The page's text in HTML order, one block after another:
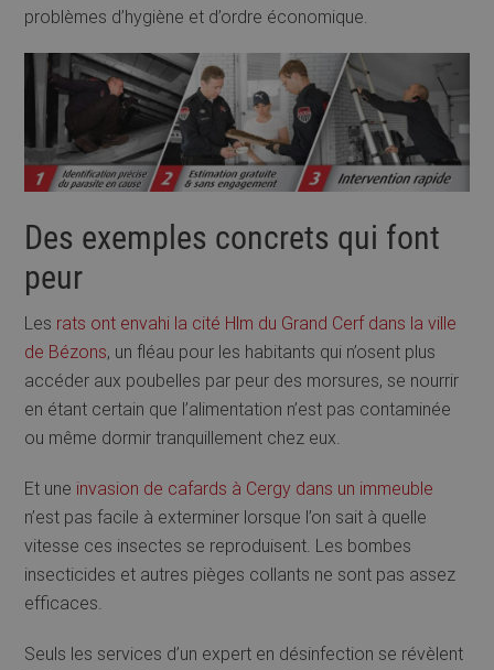
problèmes d’hygiène et d’ordre économique.
Des exemples concrets qui font
peur
Les rats ont envahi la cité Hlm du Grand Cerf dans la ville
de Bézons, un fléau pour les habitants qui n’osent plus
accéder aux poubelles par peur des morsures, se nourrir
en étant certain que l’alimentation n’est pas contaminée
ou même dormir tranquillement chez eux.
Et une invasion de cafards à Cergy dans un immeuble
n’est pas facile à exterminer lorsque l’on sait à quelle
vitesse ces insectes se reproduisent. Les bombes
insecticides et autres pièges collants ne sont pas assez
efficaces.
Seuls les services d’un expert en désinfection se révèlent